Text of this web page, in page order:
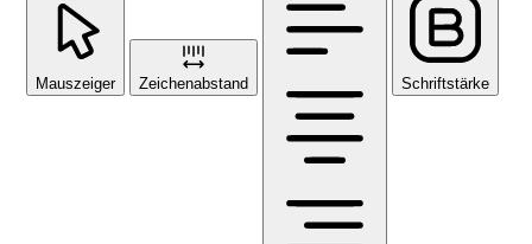
Mauszeiger Zeichenabstand Schriftstärke